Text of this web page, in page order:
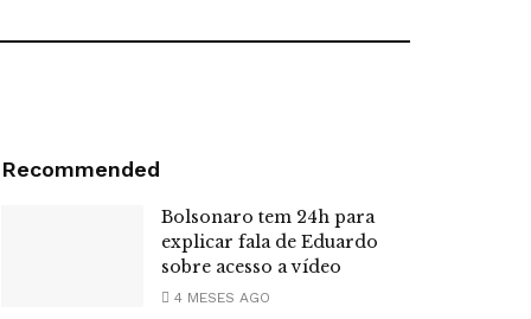
Recommended
Bolsonaro tem 24h para
explicar fala de Eduardo
sobre acesso a vídeo
4 MESES AGO